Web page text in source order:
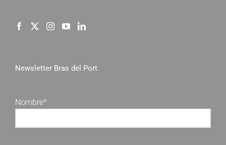
Newsletter Bras del Port
Nombre*